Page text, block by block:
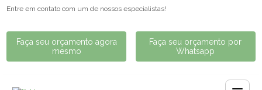
Entre em contato com um de nossos especialistas!
Faça seu orçamento agora
mesmo
Faça seu orçamento por
Whatsapp